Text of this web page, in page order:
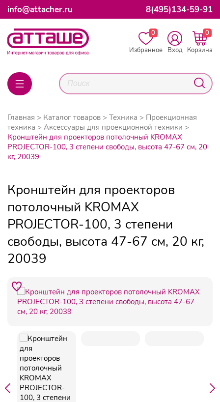
info@attacher.ru 8(495)134-59-91
0
Избранное
Вход
0
Корзина
Главная Каталог товаров Техника
Проекционная
техника
Аксессуары для проекционной техники
Кронштейн для проекторов потолочный KROMAX
PROJECTOR-100, 3 степени свободы, высота 47-67 см, 20
кг, 20039
Кронштейн для проекторов
потолочный KROMAX
PROJECTOR-100, 3 степени
свободы, высота 47-67 см, 20 кг,
20039